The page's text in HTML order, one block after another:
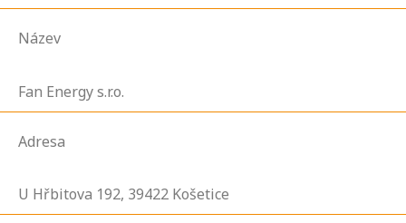
Název
Fan Energy s.r.o.
Adresa
U Hřbitova 192, 39422 Košetice